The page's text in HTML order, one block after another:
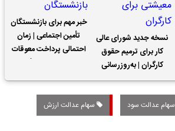
نسخه جدید شورای عالی
کار برای ترمیم حقوق
کارگران | به‌روزرسانی
کمک‌های معیشتی برای
کارگران
خبر مهم برای بازنشستگان
تأمین اجتماعی | زمان
احتمالی پرداخت معوقات
سهام عدالت سود سهام عدالت ارزش